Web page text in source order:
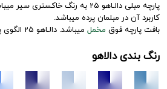
پارچه مبلی دالـاهو 25 به رنگ خاکستری سیر میباشد.
کاربرد آن در مبلمان پرده میباشد.
بافت پارچه فوق مخمل میباشد. دالـاهو 25 الگوی پتینه دارد.
رنگ بندی دالاهو